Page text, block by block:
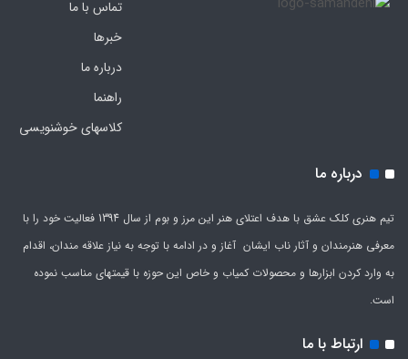
تماس با ما
خبرها
درباره ما
راهنما
کلاسهای خوشنویسی
درباره ما
تیم هنری کلک عشق با هدف اعتلای هنر این مرز و بوم از سال 1394 فعالیت خود را با
معرفی هنرمندان و آثار ناب ایشان آغاز و در ادامه با توجه به نیاز علاقه مندان، اقدام
به وارد کردن ابزارها و محصولات کمیاب و خاص این حوزه با قیمتهای مناسب نموده
است.
ارتباط با ما